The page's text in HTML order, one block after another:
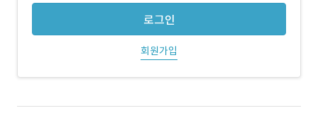
로그인
회원가입